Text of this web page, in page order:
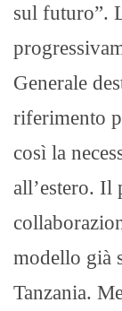
sul futuro”.
Generale
riferimento
così la
all’estero. Il
modello già
Tanzania.